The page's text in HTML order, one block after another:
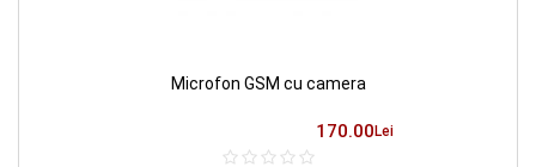
Microfon GSM cu camera
170.00 Lei